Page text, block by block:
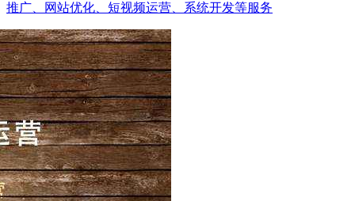
推广、网站优化、短视频运营、系统开发等服务